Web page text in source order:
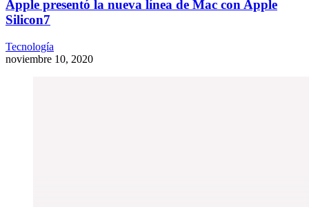
Apple presentó la nueva línea de Mac con Apple
Silicon7
Tecnología
noviembre 10, 2020